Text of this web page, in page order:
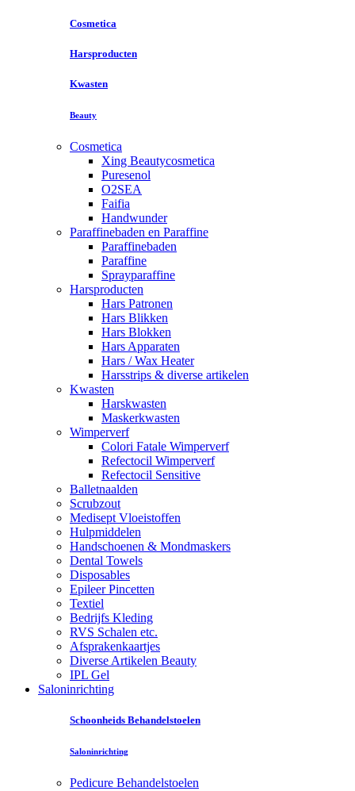
Cosmetica
Harsproducten
Kwasten
Beauty
Cosmetica
Xing Beautycosmetica
Puresenol
O2SEA
Faifia
Handwunder
Paraffinebaden en Paraffine
Paraffinebaden
Paraffine
Sprayparaffine
Harsproducten
Hars Patronen
Hars Blikken
Hars Blokken
Hars Apparaten
Hars / Wax Heater
Harsstrips & diverse artikelen
Kwasten
Harskwasten
Maskerkwasten
Wimperverf
Colori Fatale Wimperverf
Refectocil Wimperverf
Refectocil Sensitive
Balletnaalden
Scrubzout
Medisept Vloeistoffen
Hulpmiddelen
Handschoenen & Mondmaskers
Dental Towels
Disposables
Epileer Pincetten
Textiel
Bedrijfs Kleding
RVS Schalen etc.
Afsprakenkaartjes
Diverse Artikelen Beauty
IPL Gel
Saloninrichting
Schoonheids Behandelstoelen
Saloninrichting
Pedicure Behandelstoelen